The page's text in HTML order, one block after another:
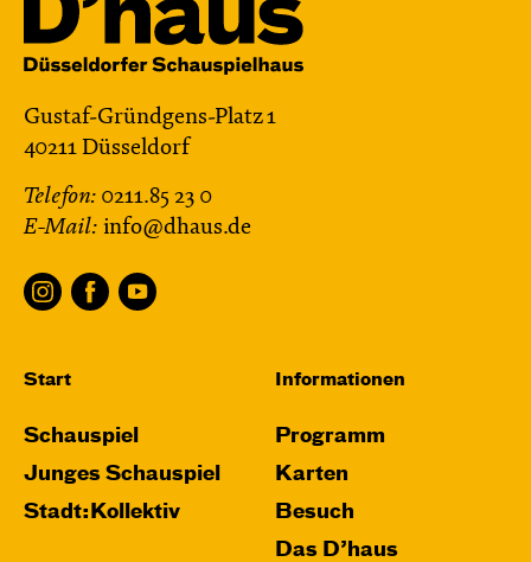
Gustaf-Gründgens-Platz 1
40211 Düsseldorf
Telefon: 0211.85 23 0
E-Mail: info@dhaus.de
Start
Schauspiel
Junges Schauspiel
Stadt:Kollektiv
Informationen
Programm
Karten
Besuch
Das D’haus